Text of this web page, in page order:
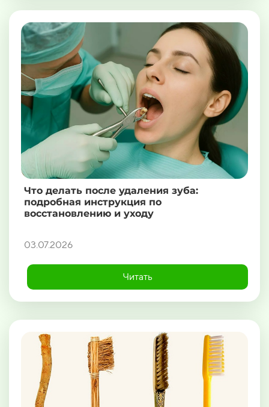
Что делать после удаления зуба:
подробная инструкция по
восстановлению и уходу
03.07.2026
Читать